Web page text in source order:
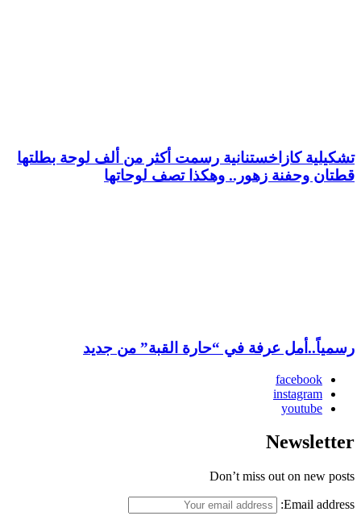
تشكيلية كازاخستنانية رسمت أكثر من ألف لوحة بطلتها
قطتان وحفنة زهور.. وهكذا تصف لوحاتها
رسمياً..أمل عرفة في “حارة القبة” من جديد
facebook
instagram
youtube
Newsletter
Don’t miss out on new posts
Email address: